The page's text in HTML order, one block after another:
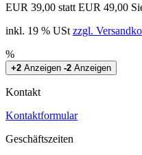
EUR 39,00 statt EUR 49,00
inkl. 19 % USt zzgl.
%
+2 Anzeigen -2 Anzeigen
Kontakt
Kontaktformular
Geschäftszeiten